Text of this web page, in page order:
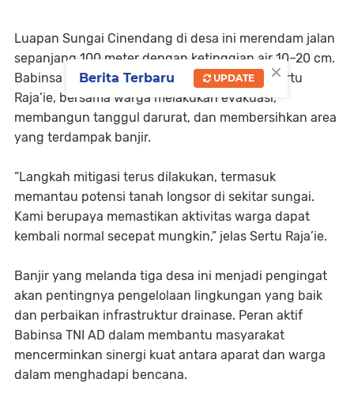
Luapan Sungai Cinendang di desa ini merendam jalan
sepanjang 100 meter dengan ketinggian air 10–20 cm.
Babinsa Koramil 0109-04/Simpang Kanan, Sertu
Raja’ie, bersama warga melakukan evakuasi,
membangun tanggul darurat, dan membersihkan area
yang terdampak banjir.
“Langkah mitigasi terus dilakukan, termasuk
memantau potensi tanah longsor di sekitar sungai.
Kami berupaya memastikan aktivitas warga dapat
kembali normal secepat mungkin,” jelas Sertu Raja’ie.
Banjir yang melanda tiga desa ini menjadi pengingat
akan pentingnya pengelolaan lingkungan yang baik
dan perbaikan infrastruktur drainase. Peran aktif
Babinsa TNI AD dalam membantu masyarakat
mencerminkan sinergi kuat antara aparat dan warga
dalam menghadapi bencana.
×
Berita Terbaru UPDATE